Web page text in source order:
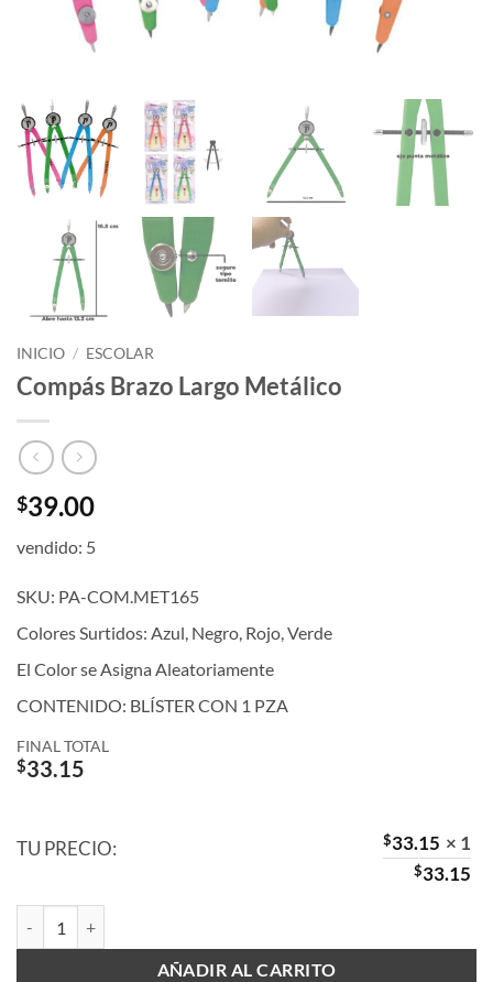
INICIO / ESCOLAR
Compás Brazo Largo Metálico
$39.00
vendido: 5
SKU: PA-COM.MET165
Colores Surtidos: Azul, Negro, Rojo, Verde
El Color se Asigna Aleatoriamente
CONTENIDO: BLÍSTER CON 1 PZA
FINAL TOTAL
$33.15
TU PRECIO: $33.15 × 1
$33.15
AÑADIR AL CARRITO